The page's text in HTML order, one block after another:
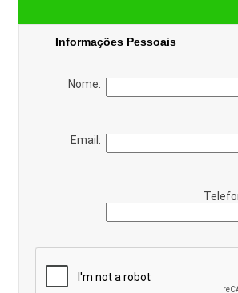
Informações Pessoais
Nome:
Email: